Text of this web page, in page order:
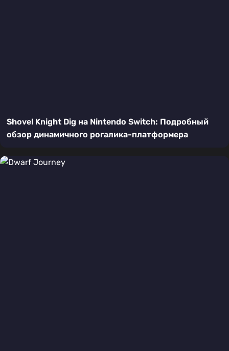
Shovel Knight Dig на Nintendo Switch: Подробный
обзор динамичного рогалика-платформера